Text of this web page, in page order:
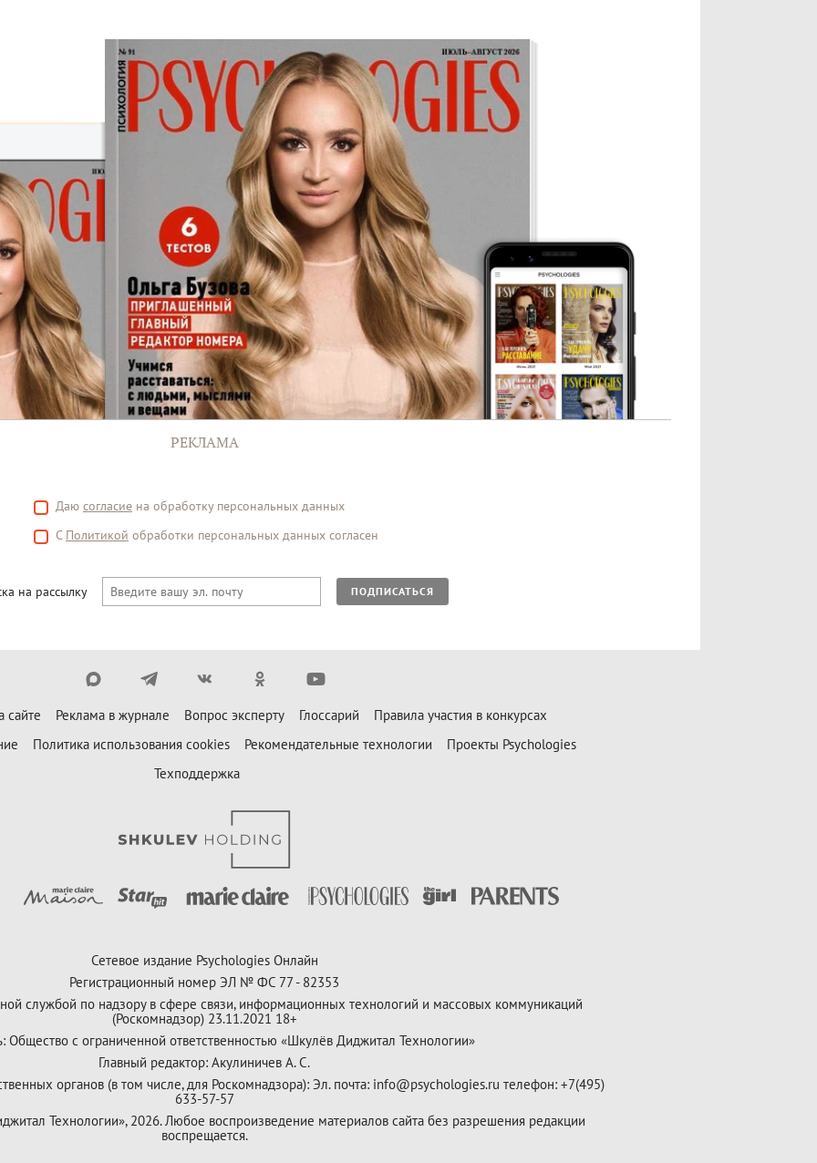
РЕКЛАМА
Даю согласие на обработку персональных данных
С Политикой обработки персональных данных согласен
на рассылку ПОДПИСАТЬСЯ
сайте Реклама в журнале Вопрос эксперту Глоссарий
Правила участия в конкурсах
Политика использования cookies Рекомендательные технологии
Проекты Psychologies
Техподдержка
Сетевое издание Psychologies Онлайн
Регистрационный номер ЭЛ № ФС 77 - 82353
службой по надзору в сфере связи, информационных технологий и массовых коммуникаций
(Роскомнадзор) 23.11.2021 18+
Общество с ограниченной ответственностью «Шкулёв Диджитал Технологии»
Главный редактор: Акулиничев А. С.
органов (в том числе, для Роскомнадзора): Эл. почта: info@psychologies.ru телефон: +7(495)
633-57-57
Технологии», 2026. Любое воспроизведение материалов сайта без разрешения редакции
воспрещается.